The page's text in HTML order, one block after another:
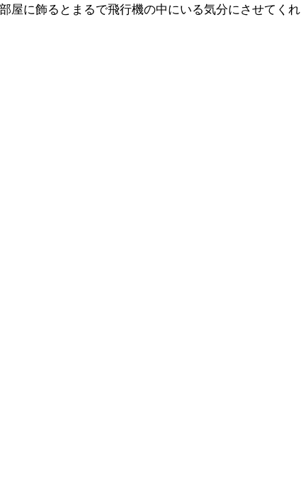
屋に飾るとまるで飛行機の中にいる気分にさせてくれ